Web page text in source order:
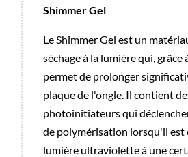
Shimmer Gel
Le Shimmer Gel est un
séchage à la lumière qui, grâce
permet de prolonger
plaque de l'ongle. Il contient
photoinitiateurs qui
de polymérisation lorsqu'il est
lumière ultraviolette à une